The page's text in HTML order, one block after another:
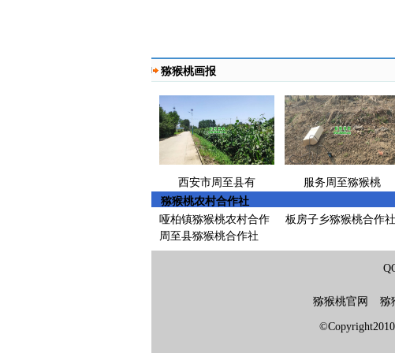
猕猴桃画报
西安市周至县有 服务周至猕猴桃
猕猴桃农村合作社
哑柏镇猕猴桃农村合作
板房子乡猕猴桃合作社
周至县猕猴桃合作社
猕猴桃官网 猕